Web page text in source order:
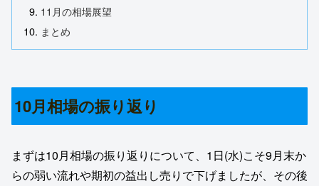
11月の相場展望
まとめ
10月相場の振り返り
まずは10月相場の振り返りについて、1日(水)こそ9月末か
らの弱い流れや期初の益出し売りで下げましたが、その後